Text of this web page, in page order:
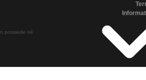
Treni Da Malaga A Madrid
possiede né